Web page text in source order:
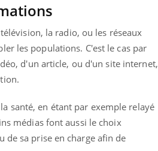
la radio, ou les réseaux
les populations. C'est le cas par
d'un article, ou d'un site internet,
santé, en étant par exemple relayé
médias font aussi le choix
sa prise en charge afin de